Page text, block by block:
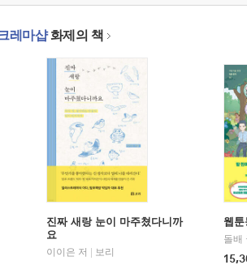
레마샵화제의 책
진짜 새랑 눈이 마주쳤다니까
요
이이은 저
보리
웹
돌배